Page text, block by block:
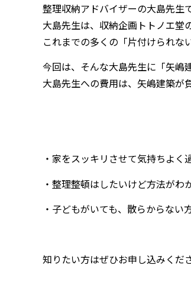
整理収納アドバイザーの大島先生
大島先生は、収納企画トトノエ堂
これまでの多くの「片付けられな
今回は、そんな大島先生に「矢嶋
大島先生への費用は、矢嶋建築が
・家をスッキリさせて気持ちよく
・整理整頓はしたいけど方法がわ
・子どもがいても、散らからない
知りたい方はぜひお申し込みくだ